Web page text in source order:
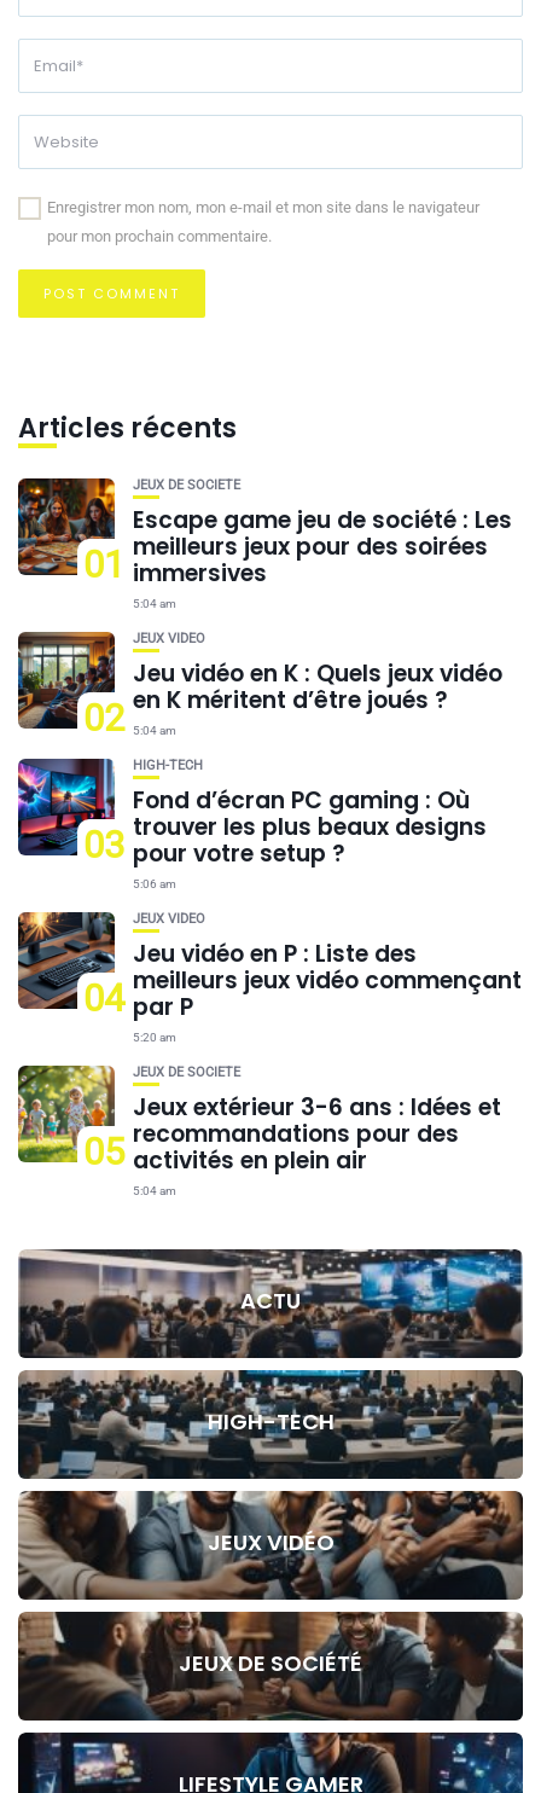
Enregistrer mon nom, mon e-mail et mon site dans le navigateur
pour mon prochain commentaire.
Articles récents
01
JEUX DE SOCIÉTÉ
Escape game jeu de société : Les
meilleurs jeux pour des soirées
immersives
5:04 am
02
JEUX VIDÉO
Jeu vidéo en K : Quels jeux vidéo
en K méritent d’être joués ?
5:04 am
03
HIGH-TECH
Fond d’écran PC gaming : Où
trouver les plus beaux designs
pour votre setup ?
5:06 am
04
JEUX VIDÉO
Jeu vidéo en P : Liste des
meilleurs jeux vidéo commençant
par P
5:20 am
05
JEUX DE SOCIÉTÉ
Jeux extérieur 3-6 ans : Idées et
recommandations pour des
activités en plein air
5:04 am
ACTU
HIGH-TECH
JEUX VIDÉO
JEUX DE SOCIÉTÉ
LIFESTYLE GAMER